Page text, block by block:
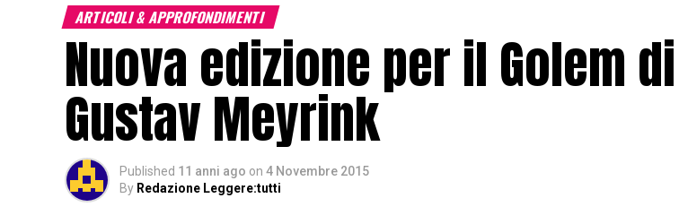
ARTICOLI & APPROFONDIMENTI
Nuova edizione per il Golem di
Gustav Meyrink
Published 11 anni ago on 4 Novembre 2015
By Redazione Leggere:tutti